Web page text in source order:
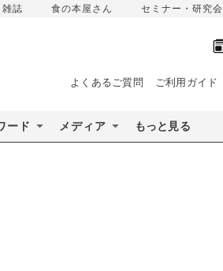
雑誌 食の本屋さん セミナー・研究会
よくあるご質問 ご利用ガイド
ード メディア もっと見る